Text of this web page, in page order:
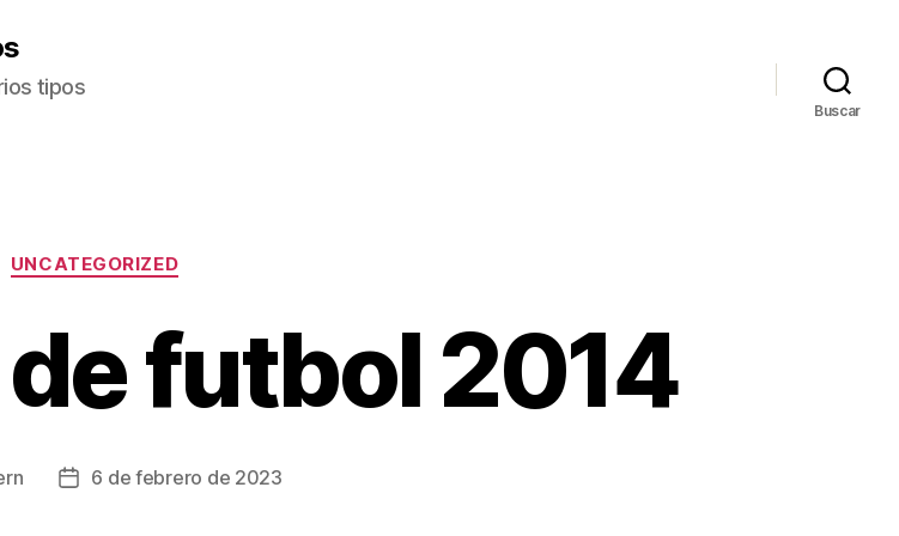
tipos
Buscar
Categorías
UNCATEGORIZED
futbol 2014
Fecha6 de febrero de 2023